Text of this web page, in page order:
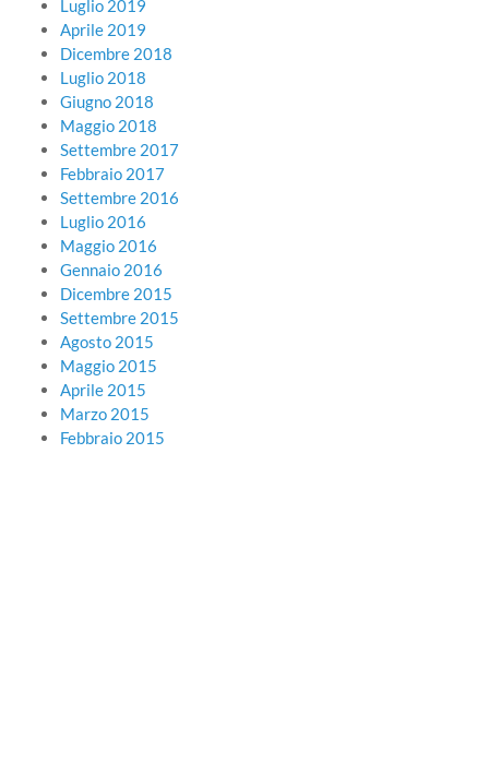
Luglio 2019
Aprile 2019
Dicembre 2018
Luglio 2018
Giugno 2018
Maggio 2018
Settembre 2017
Febbraio 2017
Settembre 2016
Luglio 2016
Maggio 2016
Gennaio 2016
Dicembre 2015
Settembre 2015
Agosto 2015
Maggio 2015
Aprile 2015
Marzo 2015
Febbraio 2015